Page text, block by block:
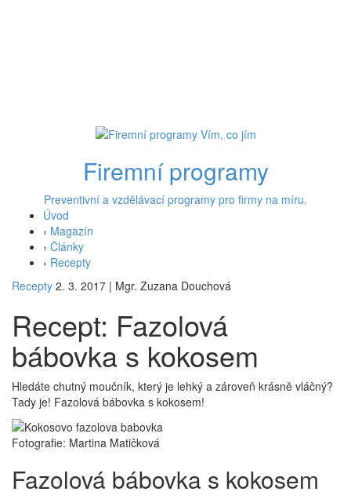
Firemní programy
Preventivní a vzdělávací programy pro firmy na míru.
Úvod
› Magazín
› Články
› Recepty
Recepty 2. 3. 2017 | Mgr. Zuzana Douchová
Recept: Fazolová
bábovka s kokosem
Hledáte chutný moučník, který je lehký a zároveň krásně vláčný?
Tady je! Fazolová bábovka s kokosem!
Fotografie: Martina Matičková
Fazolová bábovka s kokosem